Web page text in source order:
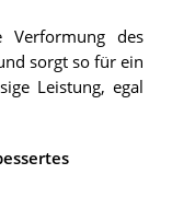
Verformung des
sorgt so für ein
Leistung, egal